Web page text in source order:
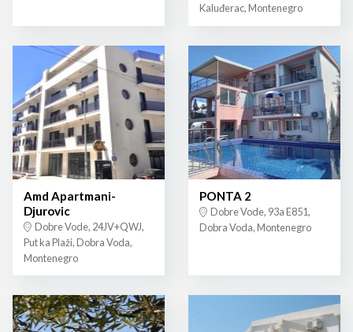
Kaluđerac, Montenegro
Amd Apartmani-
Djurovic
Dobre Vode, 24JV+QWJ,
Put ka Plaži, Dobra Voda,
Montenegro
PONTA 2
Dobre Vode, 93a E851,
Dobra Voda, Montenegro